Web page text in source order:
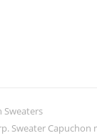
Sweaters
Sweater Capuchon